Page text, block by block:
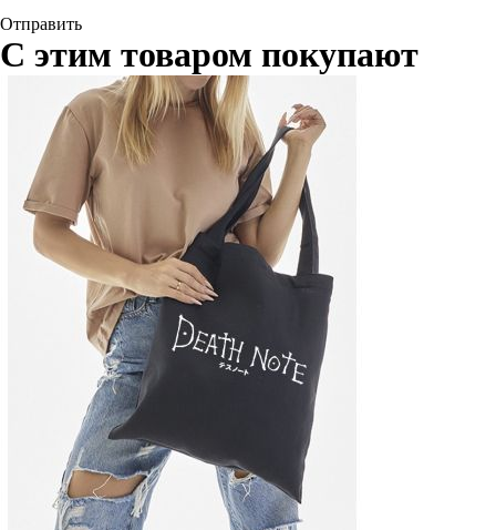
Отправить
С этим товаром покупают